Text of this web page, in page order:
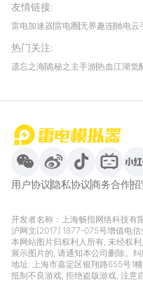
友情链接:
雷电加速器雷电圈无界趣连驰电云
我爱vr网华军软件园
热门关注:
遗忘之海诡秘之主手游热血江湖觉
用户协议隐私协议商务合作招
开发者名称：上海畅指网络科技有
沪网文[2017] 1877-075号增值电
本网站图片归权利人所有, 未经权
展示图片的, 请通知本公司删除。纠
地址: 上海市嘉定区银翔路655号1幢
抵制不良游戏, 拒绝盗版游戏, 注意
首页
微信
微博 抖音 哔哩哔哩